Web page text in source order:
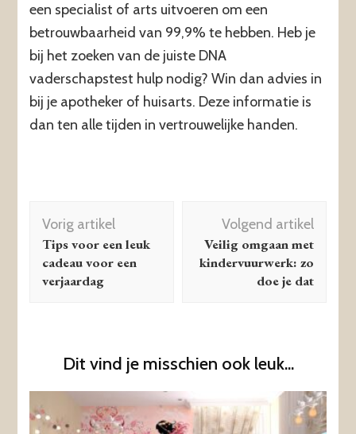
een specialist of arts uitvoeren om een
betrouwbaarheid van 99,9% te hebben. Heb je
bij het zoeken van de juiste DNA
vaderschapstest hulp nodig? Win dan advies in
bij je apotheker of huisarts. Deze informatie is
dan ten alle tijden in vertrouwelijke handen.
Berichtnavigatie
Vorig artikel
Tips voor een leuk
cadeau voor een
verjaardag
Volgend artikel
Veilig omgaan met
kindervuurwerk: zo
doe je dat
Dit vind je misschien ook leuk...